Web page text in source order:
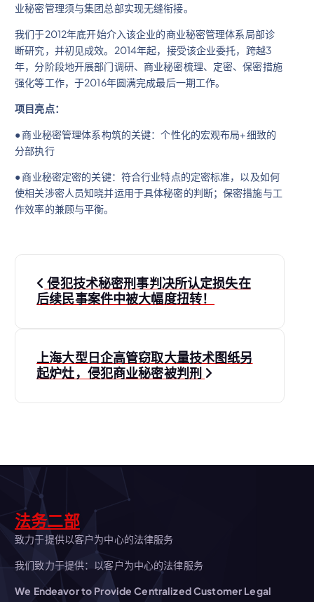
业秘密管理须与集团总部实现无缝衔接。
我们于2012年底开始介入该企业的商业秘密管理体系局部诊
断研究，并初见成效。2014年起，接受该企业委托，跨越3
年，分阶段地开展部门调研、商业秘密梳理、定密、保密措施
强化等工作，于2016年圆满完成最后一期工作。
项目亮点：
● 商业秘密管理体系构筑的关键：个性化的宏观布局+细致的
分部执行
● 商业秘密定密的关键：符合行业特点的定密标准，以及如何
使相关涉密人员知晓并运用于具体秘密的判断；保密措施与工
作效率的兼顾与平衡。
文
章
航
侵犯技术秘密刑事判决所认定损失在
后续民事案件中被大幅度扭转！
上海大型日企高管窃取大量技术图纸另
起炉灶，侵犯商业秘密被判刑
法务二部
致力于提供以客户为中心的法律服务
我们致力于提供：以客户为中心的法律服务
We Endeavor to Provide Centralized Customer Legal